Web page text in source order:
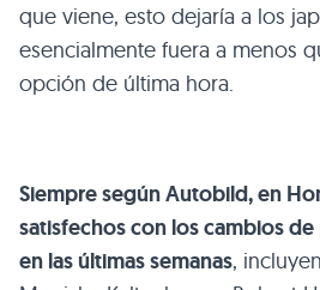
que viene, esto dejaría a los
esencialmente fuera a menos
opción de última hora.
Siempre según Autobild, en
satisfechos con los cambios
en las últimas semanas,